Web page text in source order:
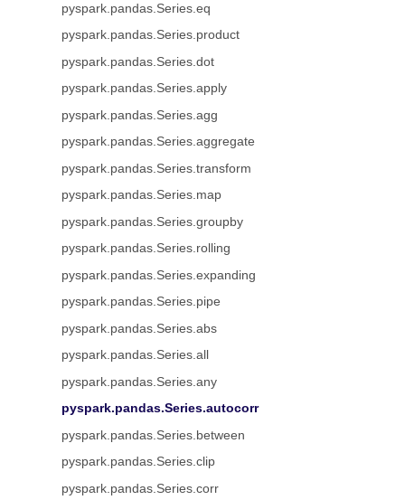
pyspark.pandas.Series.eq
pyspark.pandas.Series.product
pyspark.pandas.Series.dot
pyspark.pandas.Series.apply
pyspark.pandas.Series.agg
pyspark.pandas.Series.aggregate
pyspark.pandas.Series.transform
pyspark.pandas.Series.map
pyspark.pandas.Series.groupby
pyspark.pandas.Series.rolling
pyspark.pandas.Series.expanding
pyspark.pandas.Series.pipe
pyspark.pandas.Series.abs
pyspark.pandas.Series.all
pyspark.pandas.Series.any
pyspark.pandas.Series.autocorr
pyspark.pandas.Series.between
pyspark.pandas.Series.clip
pyspark.pandas.Series.corr